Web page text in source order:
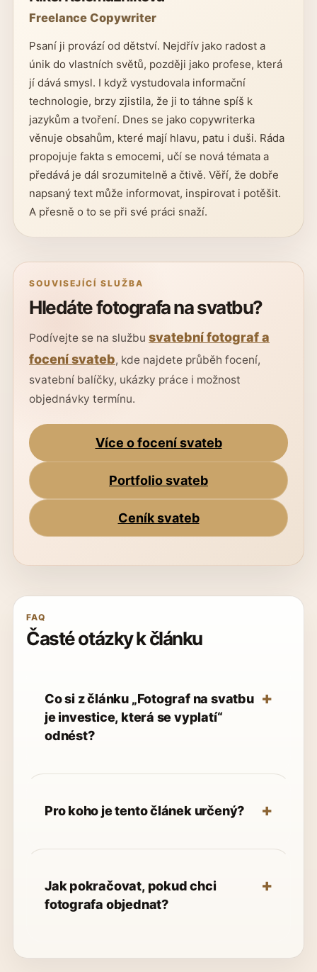
Freelance Copywriter
Psaní ji provází od dětství. Nejdřív jako radost a
únik do vlastních světů, později jako profese, která
jí dává smysl. I když vystudovala informační
technologie, brzy zjistila, že ji to táhne spíš k
jazykům a tvoření. Dnes se jako copywriterka
věnuje obsahům, které mají hlavu, patu i duši. Ráda
propojuje fakta s emocemi, učí se nová témata a
předává je dál srozumitelně a čtivě. Věří, že dobře
napsaný text může informovat, inspirovat i potěšit.
A přesně o to se při své práci snaží.
SOUVISEJÍCÍ SLUŽBA
Hledáte fotografa na svatbu?
Podívejte se na službu svatební fotograf a
focení svateb, kde najdete průběh focení,
svatební balíčky, ukázky práce i možnost
objednávky termínu.
Více o focení svateb
Portfolio svateb
Ceník svateb
FAQ
Časté otázky k článku
Co si z článku „Fotograf na svatbu
je investice, která se vyplatí“
odnést?
Pro koho je tento článek určený?
Jak pokračovat, pokud chci
fotografa objednat?